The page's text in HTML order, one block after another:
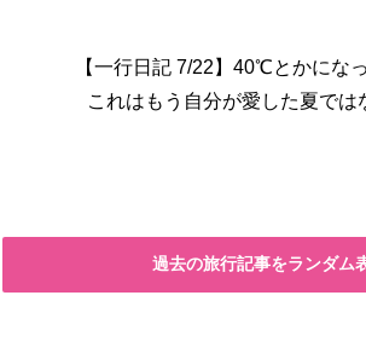
【一行日記 7/22】40℃とかにな
これはもう自分が愛した夏では
過去の旅行記事をランダム